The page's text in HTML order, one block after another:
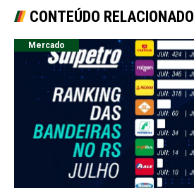
CONTEÚDO RELACIONADO
Mercado